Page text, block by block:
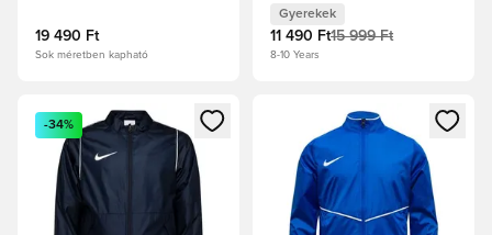
19 490 Ft
Sok méretben kapható
Gyerekek
11 490 Ft15 999 Ft
8-10 Years
Megnyit egy modált a bejelentkezéshez vagy a tagként
-34%
Megnyit egy modált a